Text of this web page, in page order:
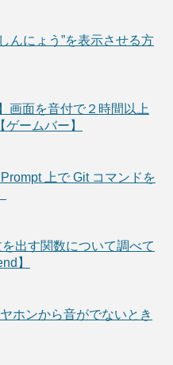
んにょう”を表示させる方
画面を音付で２時間以上
ームバー】
上で Git コマンドを
を出す関数について調べて
】
ホンから音がでないとき